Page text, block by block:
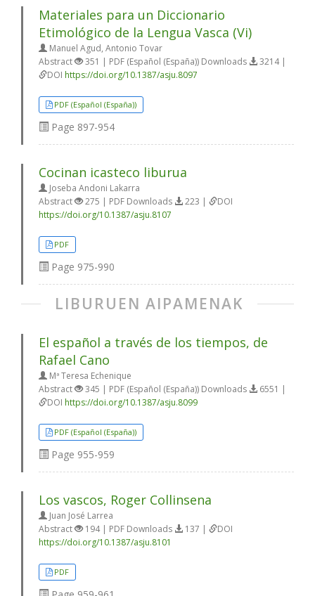
Materiales para un Diccionario
Etimológico de la Lengua Vasca (Vi)
Manuel Agud, Antonio Tovar
Abstract
351 | PDF (Español (España)) Downloads
3214 |
DOI https://doi.org/10.1387/asju.8097
PDF (Español (España))
Page 897-954
Cocinan icasteco liburua
Joseba Andoni Lakarra
Abstract
275 | PDF Downloads 223 |
DOI
https://doi.org/10.1387/asju.8107
PDF
Page 975-990
LIBURUEN AIPAMENAK
El español a través de los tiempos, de
Rafael Cano
Mª Teresa Echenique
Abstract
345 | PDF (Español (España)) Downloads
6551 |
DOI https://doi.org/10.1387/asju.8099
PDF (Español (España))
Page 955-959
Los vascos, Roger Collinsena
Juan José Larrea
Abstract
194 | PDF Downloads 137 |
DOI
https://doi.org/10.1387/asju.8101
PDF